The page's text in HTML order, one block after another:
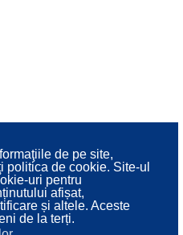
de pe site,
politica de cookie. Site-ul
uri pentru
afișat,
și altele. Aceste
de la terți.